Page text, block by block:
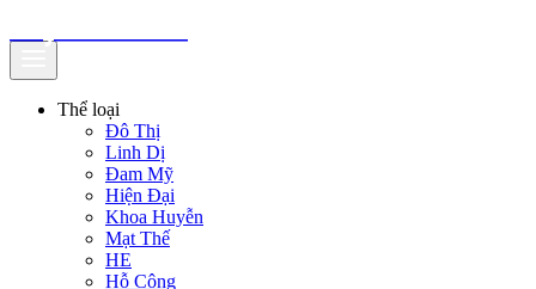
Thể loại
Đô Thị
Linh Dị
Đam Mỹ
Hiện Đại
Khoa Huyễn
Mạt Thế
HE
Hỗ Công